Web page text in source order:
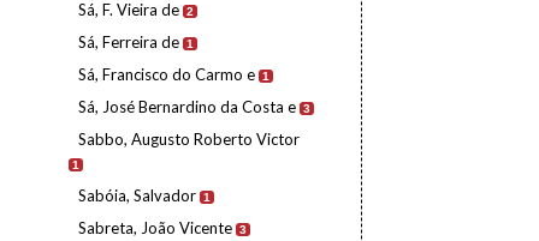
Sá, F. Vieira de 2
Sá, Ferreira de 1
Sá, Francisco do Carmo e 1
Sá, José Bernardino da Costa e 3
Sabbo, Augusto Roberto Victor
1
Sabóia, Salvador 1
Sabreta, João Vicente 3